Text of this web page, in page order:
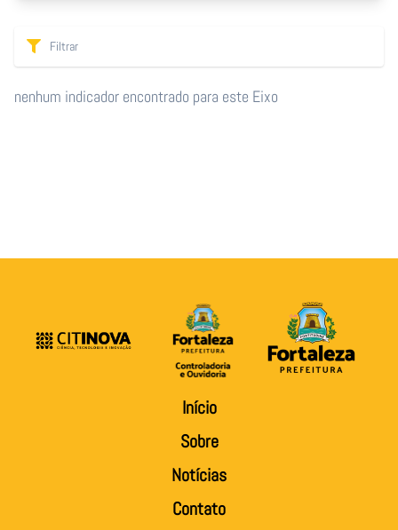
nenhum indicador encontrado para este Eixo
Início
Sobre
Notícias
Contato